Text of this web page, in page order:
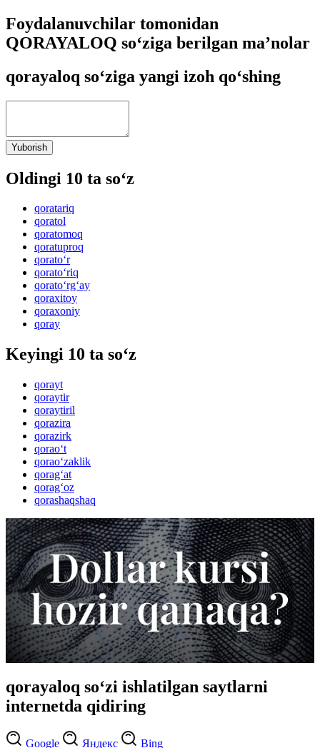
Foydalanuvchilar tomonidan
QORAYALOQ so‘ziga berilgan ma’nolar
qorayaloq so‘ziga yangi izoh qo‘shing
Yuborish
Oldingi 10 ta so‘z
qoratariq
qoratol
qoratomoq
qoratuproq
qorato‘r
qorato‘riq
qorato‘rg‘ay
qoraxitoy
qoraxoniy
qoray
Keyingi 10 ta so‘z
qorayt
qoraytir
qoraytiril
qorazira
qorazirk
qorao‘t
qorao‘zaklik
qorag‘at
qorag‘oz
qorashaqshaq
qorayaloq so‘zi ishlatilgan saytlarni
internetda qidiring
Google Яндекс Bing